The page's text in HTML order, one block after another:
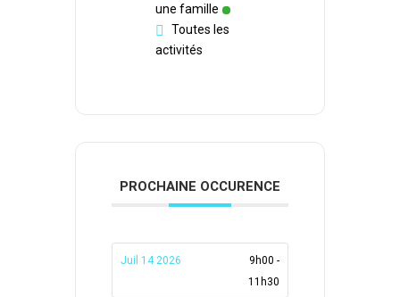
une famille
Toutes les
activités
PROCHAINE OCCURENCE
Juil 14 2026
9h00 -
11h30